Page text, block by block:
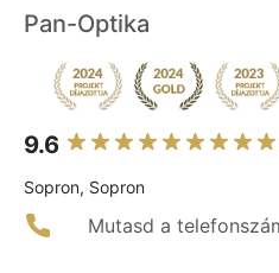
Pan-Optika
9.6
Sopron, Sopron
Mutasd a